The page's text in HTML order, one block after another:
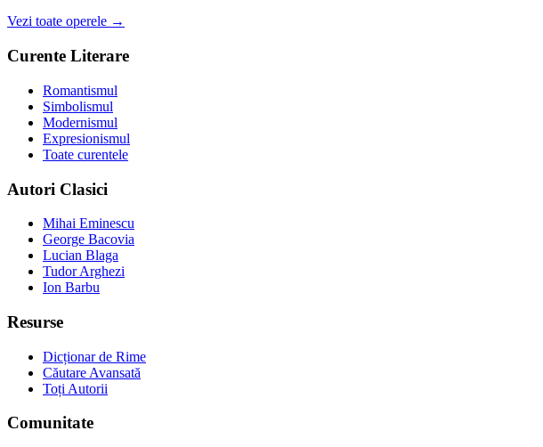
Vezi toate operele →
Curente Literare
Romantismul
Simbolismul
Modernismul
Expresionismul
Toate curentele
Autori Clasici
Mihai Eminescu
George Bacovia
Lucian Blaga
Tudor Arghezi
Ion Barbu
Resurse
Dicționar de Rime
Căutare Avansată
Toți Autorii
Comunitate